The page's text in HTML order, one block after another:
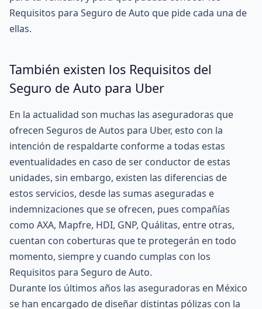
Requisitos para Seguro de Auto que pide cada una de
ellas.
También existen los Requisitos del
Seguro de Auto para Uber
En la actualidad son muchas las aseguradoras que
ofrecen Seguros de Autos para Uber, esto con la
intención de respaldarte conforme a todas estas
eventualidades en caso de ser conductor de estas
unidades, sin embargo, existen las diferencias de
estos servicios, desde las sumas aseguradas e
indemnizaciones que se ofrecen, pues compañías
como AXA, Mapfre, HDI, GNP, Quálitas, entre otras,
cuentan con coberturas que te protegerán en todo
momento, siempre y cuando cumplas con los
Requisitos para Seguro de Auto.
Durante los últimos años las aseguradoras en México
se han encargado de diseñar distintas pólizas con la